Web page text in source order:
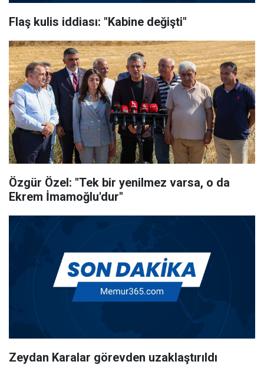
Flaş kulis iddiası: "Kabine değişti"
Özgür Özel: "Tek bir yenilmez varsa, o da
Ekrem İmamoğlu'dur"
Zeydan Karalar görevden uzaklaştırıldı